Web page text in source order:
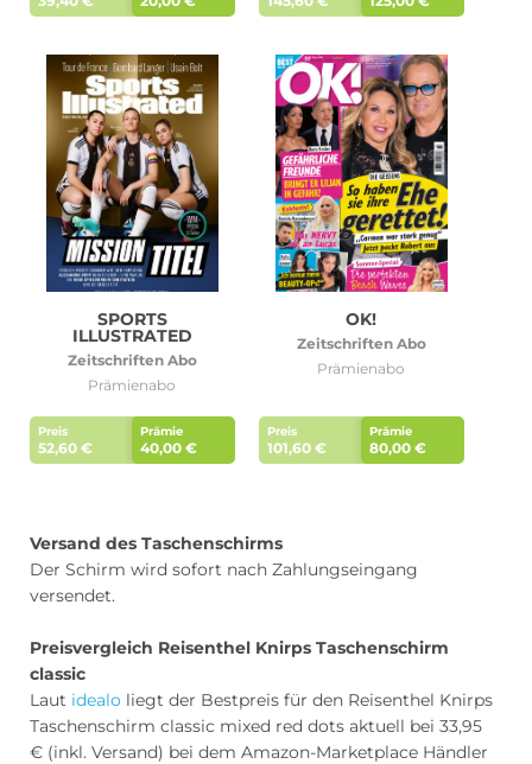
SPORTS
ILLUSTRATED
Zeitschriften Abo
Prämienabo
Preis
52,60 €
Prämie
40,00 €
OK!
Zeitschriften Abo
Prämienabo
Preis
101,60 €
Prämie
80,00 €
Versand des Taschenschirms
Der Schirm wird sofort nach Zahlungseingang
versendet.
Preisvergleich Reisenthel Knirps Taschenschirm
classic
Laut idealo liegt der Bestpreis für den Reisenthel Knirps
Taschenschirm classic mixed red dots aktuell bei 33,95
€ (inkl. Versand) bei dem Amazon-Marketplace Händler